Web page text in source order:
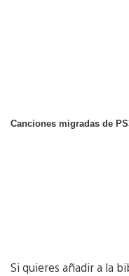
Canciones migradas de
Si quieres añadir a la